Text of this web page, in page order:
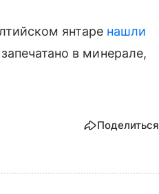
янтаре нашли
в минерале,
Поделиться